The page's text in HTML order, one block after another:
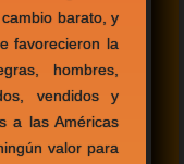
barato, y
favorecieron la
hombres,
vendidos y
a las Américas
valor para